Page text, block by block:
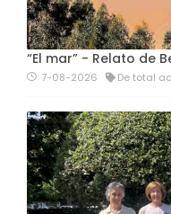
“El mar” - Relato de
7-08-2026 De total